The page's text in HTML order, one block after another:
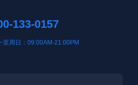
133-0157
至周日：09:00AM-21:00PM